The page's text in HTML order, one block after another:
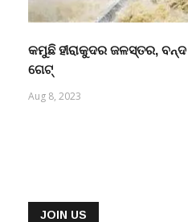
କମୁଛି ହୀରାକୁଦର ଜଳସ୍ତର,
ଗେଟ୍
Aug 8, 2023
JOIN US